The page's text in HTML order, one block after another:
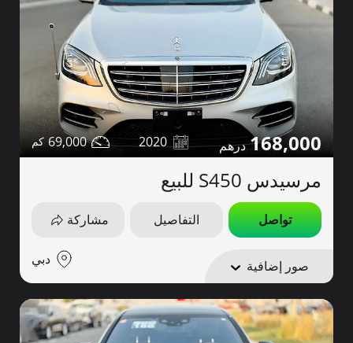
168,000
2020
69,000
مرسيدس S450 للبيع
تواصل التفاصيل مشاركة
صور إضافية دبي